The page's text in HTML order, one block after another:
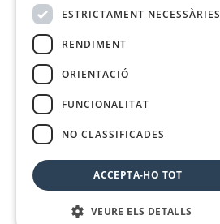
ESTRICTAMENT NECESSÀRIES
RENDIMENT
ORIENTACIÓ
FUNCIONALITAT
NO CLASSIFICADES
ACCEPTA-HO TOT
VEURE ELS DETALLS